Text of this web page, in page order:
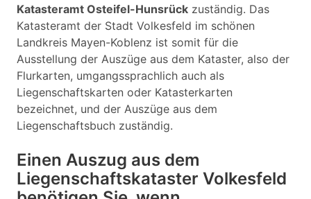
Katasteramt Osteifel-Hunsrück zuständig. Das
Katasteramt der Stadt Volkesfeld im schönen
Landkreis Mayen-Koblenz ist somit für die
Ausstellung der Auszüge aus dem Kataster, also der
Flurkarten, umgangssprachlich auch als
Liegenschaftskarten oder Katasterkarten
bezeichnet, und der Auszüge aus dem
Liegenschaftsbuch zuständig.
Einen Auszug aus dem
Liegenschaftskataster Volkesfeld